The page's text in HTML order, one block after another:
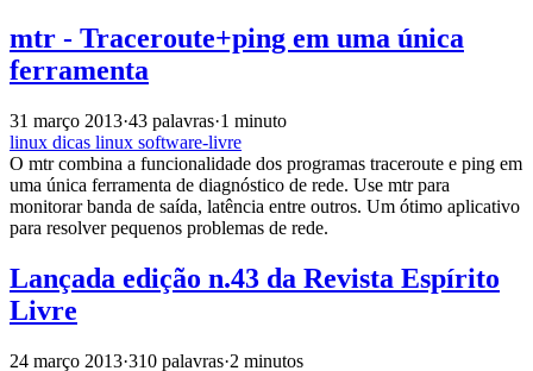
mtr - Traceroute+ping em uma única
ferramenta
31 março 2013·43 palavras·1 minuto
linux dicas linux software-livre
O mtr combina a funcionalidade dos programas traceroute e ping em
uma única ferramenta de diagnóstico de rede. Use mtr para
monitorar banda de saída, latência entre outros. Um ótimo aplicativo
para resolver pequenos problemas de rede.
Lançada edição n.43 da Revista Espírito
Livre
24 março 2013·310 palavras·2 minutos